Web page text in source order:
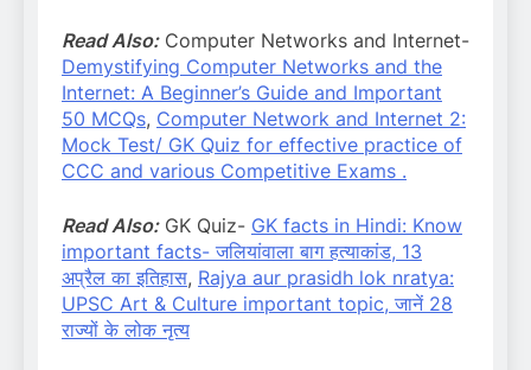
Read Also:Computer Networks and Internet-
Demystifying Computer Networks and the
Internet: A Beginner’s Guide and Important
50 MCQs, Computer Network and Internet 2:
Mock Test/ GK Quiz for effective practice of
CCC and various Competitive Exams .
Read Also:GK Quiz- GK facts in Hindi: Know
important facts- जलियांवाला बाग हत्याकांड, 13
अप्रैल का इतिहास, Rajya aur prasidh lok nratya:
UPSC Art & Culture important topic, जानें 28
राज्यों के लोक नृत्य